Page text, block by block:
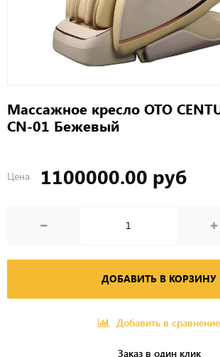
Массажное кресло OTO
CN-01 Бежевый
Цена 1100000.00 руб
ДОБАВИТЬ В КОРЗИНУ
Добавить в сравнение
Заказ в один клик